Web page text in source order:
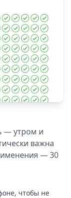
— утром и
важна
— 30
чтобы не